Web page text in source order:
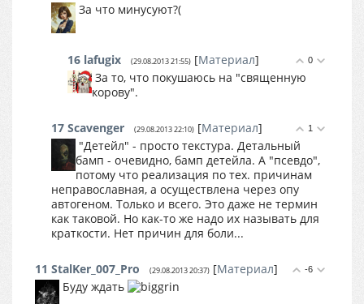
За что минусуют?(
0
16 lafugix (29.08.2013 21:55) [Материал]
За то, что покушаюсь на "священную
корову".
1
17 Scavenger (29.08.2013 22:10) [Материал]
"Детейл" - просто текстура. Детальный
бамп - очевидно, бамп детейла. А "псевдо",
потому что реализация по тех. причинам
неправославная, а осуществлена через опу
автогеном. Только и всего. Это даже не термин
как таковой. Но как-то же надо их называть для
краткости. Нет причин для боли...
-6
11 StalKer_007_Pro (29.08.2013 20:37) [Материал]
Буду ждать